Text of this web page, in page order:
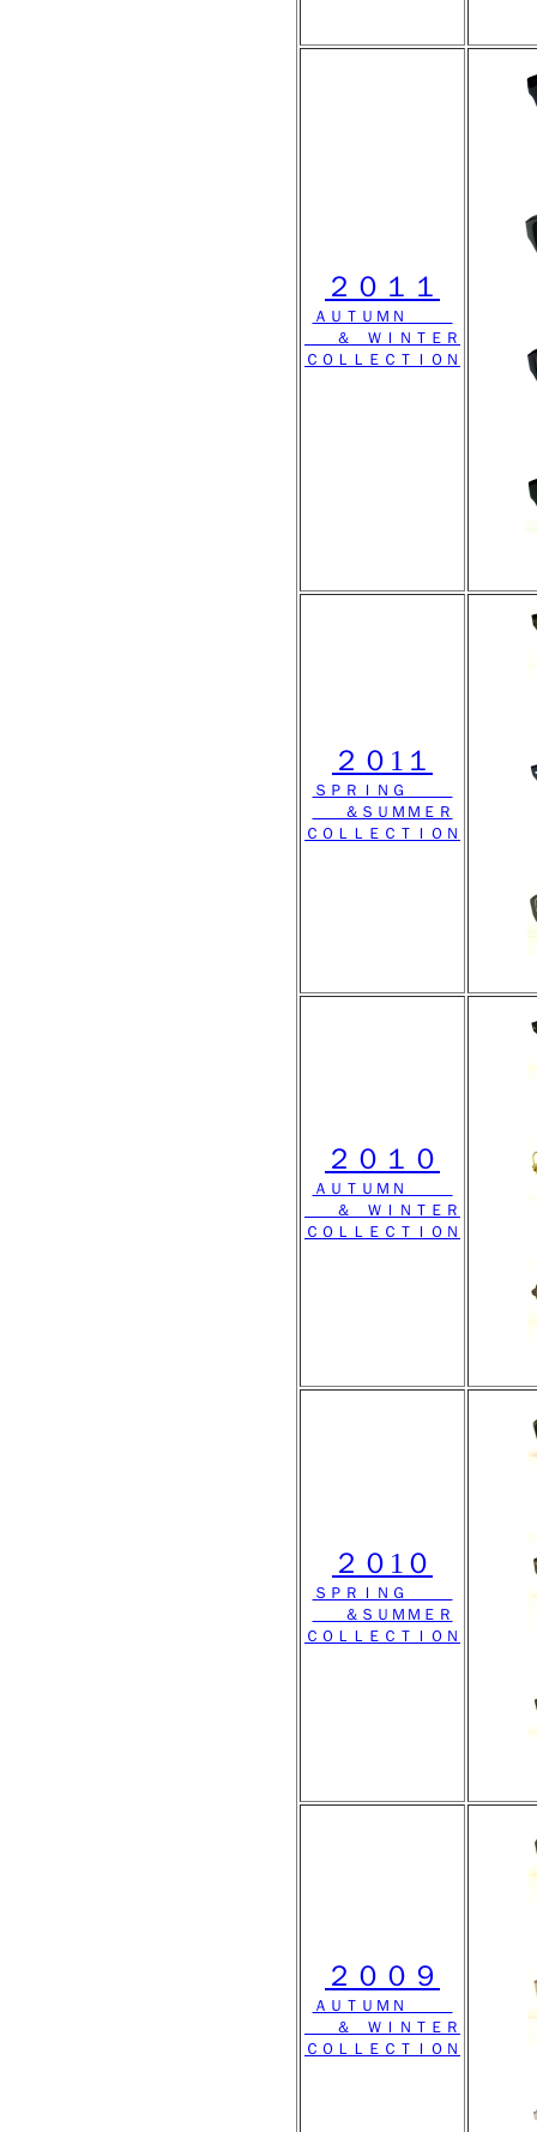
２０１１
ＡＵＴＵＭＮ
＆ ＷＩＮＴＥＲ
ＣＯＬＬＥＣＴＩＯＮ
２０1１
ＳＰＲＩＮＧ
＆ＳＵＭＭＥＲ
ＣＯＬＬＥＣＴＩＯＮ
２０１０
ＡＵＴＵＭＮ
＆ ＷＩＮＴＥＲ
ＣＯＬＬＥＣＴＩＯＮ
２０1０
ＳＰＲＩＮＧ
＆ＳＵＭＭＥＲ
ＣＯＬＬＥＣＴＩＯＮ
２００９
ＡＵＴＵＭＮ
＆ ＷＩＮＴＥＲ
ＣＯＬＬＥＣＴＩＯＮ